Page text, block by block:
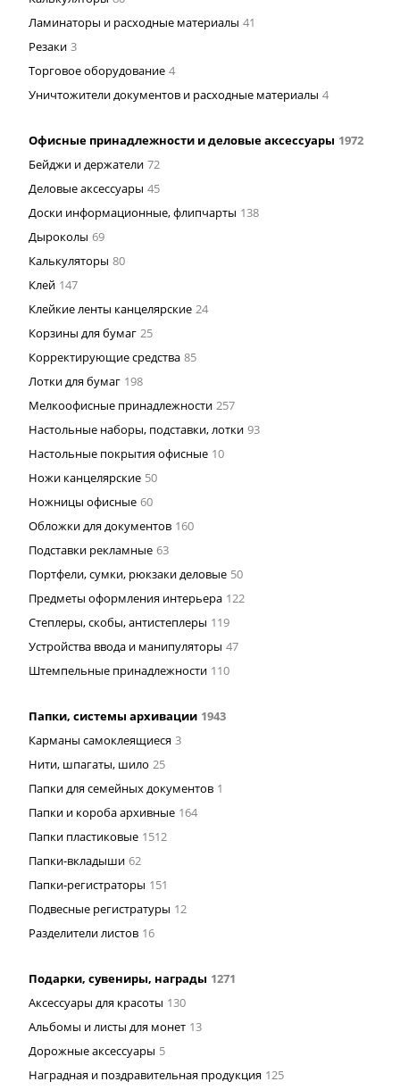
Ламинаторы и расходные материалы 41
Резаки 3
Торговое оборудование 4
Уничтожители документов и расходные материалы 4
Офисные принадлежности и деловые аксессуары 1972
Бейджи и держатели 72
Деловые аксессуары 45
Доски информационные, флипчарты 138
Дыроколы 69
Калькуляторы 80
Клей 147
Клейкие ленты канцелярские 24
Корзины для бумаг 25
Корректирующие средства 85
Лотки для бумаг 198
Мелкоофисные принадлежности 257
Настольные наборы, подставки, лотки 93
Настольные покрытия офисные 10
Ножи канцелярские 50
Ножницы офисные 60
Обложки для документов 160
Подставки рекламные 63
Портфели, сумки, рюкзаки деловые 50
Предметы оформления интерьера 122
Степлеры, скобы, антистеплеры 119
Устройства ввода и манипуляторы 47
Штемпельные принадлежности 110
Папки, системы архивации 1943
Карманы самоклеящиеся 3
Нити, шпагаты, шило 25
Папки для семейных документов 1
Папки и короба архивные 164
Папки пластиковые 1512
Папки-вкладыши 62
Папки-регистраторы 151
Подвесные регистратуры 12
Разделители листов 16
Подарки, сувениры, награды 1271
Аксессуары для красоты 130
Альбомы и листы для монет 13
Дорожные аксессуары 5
Наградная и поздравительная продукция 125